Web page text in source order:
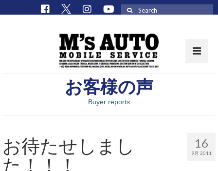
取扱車種一覧
M’sCollectionパーツ一覧
エムズオート
お客様の声
Buyer reports
16
9月 2011
お待たせしまし
た！！！